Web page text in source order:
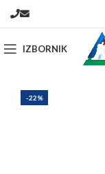
IZBORNIK
-22%